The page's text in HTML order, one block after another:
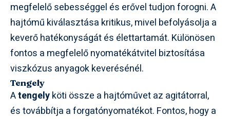
megfelelő sebességgel és erővel tudjon forogni. A
hajtómű kiválasztása kritikus, mivel befolyásolja a
keverő hatékonyságát és élettartamát. Különösen
fontos a megfelelő nyomatékátvitel biztosítása
viszkózus anyagok keverésénél.
Tengely
Atengelyköti össze a hajtóművet az agitátorral,
és továbbítja a forgatónyomatékot. Fontos, hogy a